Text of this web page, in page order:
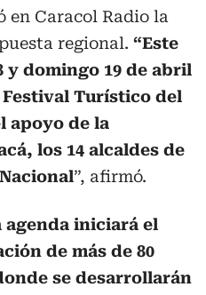
en Caracol Radio la
regional. “Este
y domingo 19 de abril
Turístico del
apoyo de la
los 14 alcaldes de
”, afirmó.
agenda iniciará el
de más de 80
se desarrollarán